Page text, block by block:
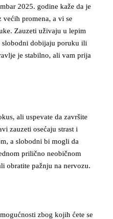
2025. godine kaže da je
većih promena, a vi se
Zauzeti uživaju u lepim
slobodni dobijaju poruku ili
je stabilno, ali vam prija
ali uspevate da završite
zauzeti osećaju strast i
a slobodni bi mogli da
prilično neobičnom
obratite pažnju na nervozu.
zbog kojih ćete se